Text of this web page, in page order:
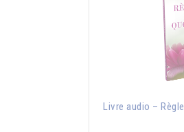
Livre audio –